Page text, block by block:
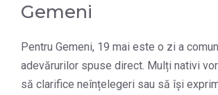
Gemeni
Pentru Gemeni, 19 mai este o zi a
adevărurilor spuse direct. Mulți nativi
să clarifice neînțelegeri sau să își